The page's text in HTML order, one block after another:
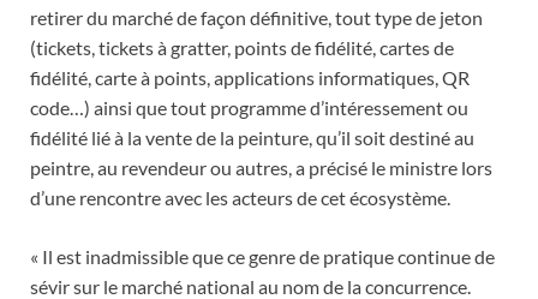
retirer du marché de façon définitive, tout type de jeton
(tickets, tickets à gratter, points de fidélité, cartes de
fidélité, carte à points, applications informatiques, QR
code…) ainsi que tout programme d’intéressement ou
fidélité lié à la vente de la peinture, qu’il soit destiné au
peintre, au revendeur ou autres, a précisé le ministre lors
d’une rencontre avec les acteurs de cet écosystème.
« Il est inadmissible que ce genre de pratique continue de
sévir sur le marché national au nom de la concurrence.